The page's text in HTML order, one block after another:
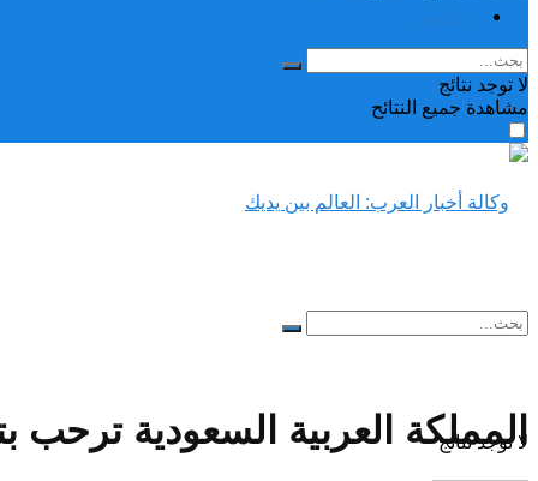
لا توجد نتائج
مشاهدة جميع النتائح
لا توجد نتائج
المملكة العربية السعودية